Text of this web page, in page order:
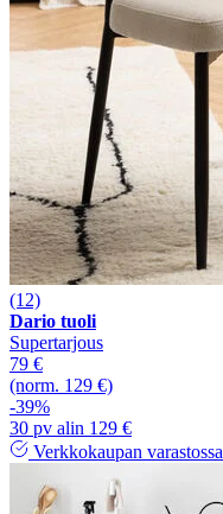
(12)
Dario tuoli
Supertarjous
79 €
(norm. 129 €)
-39%
30 pv alin 129 €
Verkkokaupan varastossa